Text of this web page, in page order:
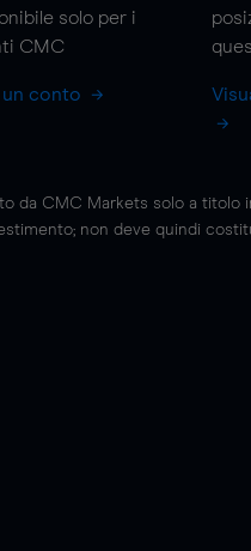
solo per i
CMC
un conto
da CMC Markets solo a titolo
non deve quindi